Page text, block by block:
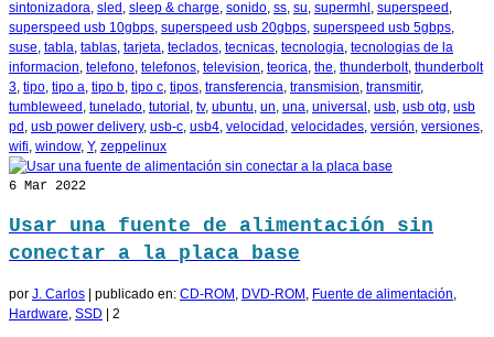
sintonizadora, sled , sleep & charge, sonido, ss, su, supermhl , superspeed ,
superspeed usb 10gbps, superspeed usb 20gbps, superspeed usb 5gbps,
suse, tabla, tablas, tarjeta, teclados, tecnicas, tecnologia, tecnologias de la
informacion, telefono, telefonos, television, teorica, the, thunderbolt, thunderbolt
3, tipo, tipo a, tipo b, tipo c, tipos, transferencia, transmision, transmitir,
tumbleweed , tunelado, tutorial , tv, ubuntu, un, una, universal , usb, usb otg, usb
pd , usb power delivery, usb-c, usb4, velocidad , velocidades, versión, versiones,
wifi, window, Y, zeppelinux
6 Mar 2022
Usar una fuente de alimentación sin
conectar a la placa base
por J. Carlos publicado en: CD-ROM , DVD-ROM , Fuente de alimentación,
Hardware, SSD 2